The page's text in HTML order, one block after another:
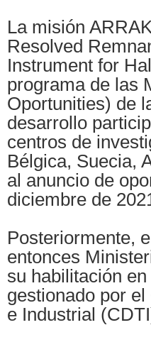
La misión
Resolved
Instrument for
programa de las
Oportunities) de
desarrollo
centros de
Bélgica, Suecia,
al anuncio de
diciembre de
Posteriormente,
entonces
su habilitación
gestionado por
e Industrial